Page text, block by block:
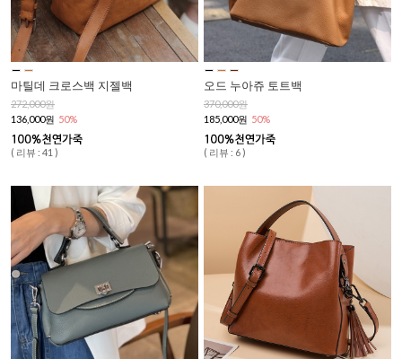
마틸데 크로스백 지젤백
272,000원
136,000원 50%
( 리뷰 : 41 )
오드 누아쥬 토트백
370,000원
185,000원 50%
( 리뷰 : 6 )